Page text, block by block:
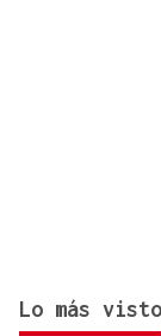
Lo más visto